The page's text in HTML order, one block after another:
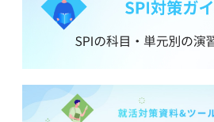
現在は、おしゃれを楽しめる環境
るため、まずは小さな一歩として
インターンやアルバイトを始めて
0